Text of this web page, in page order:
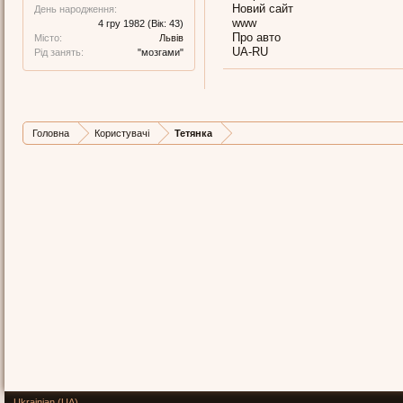
День народження:
4 гру 1982 (Вік: 43)
Місто:
Львів
Рід занять:
"мозгами"
Новий сайт
www
Про авто
UA-RU
Головна Користувачі Тетянка